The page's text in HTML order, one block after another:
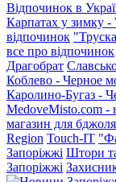
Відпочинок в
Карпатах у зимку -
відпочинок
все про відпочинок
Драгобрат
Коблево - Черное
Каролино-Бугаз -
MedoveMisto.com -
магазин для
Region Touch-IT
Запоріжжі Штори
Запоріжжі